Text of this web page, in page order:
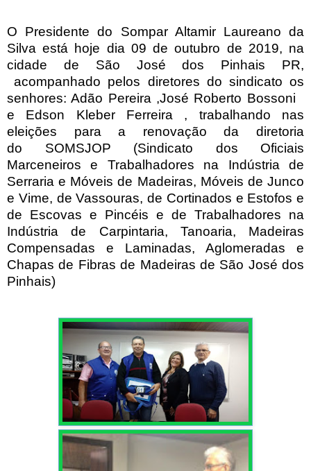
O Presidente do Sompar Altamir Laureano da
Silva está hoje dia 09 de outubro de 2019, na
cidade de São José dos Pinhais PR,
acompanhado pelos diretores do sindicato os
senhores: Adão Pereira ,José Roberto Bossoni
e Edson Kleber Ferreira , trabalhando nas
eleições para a renovação da diretoria
do
SOMSJOP (Sindicato dos Oficiais
Marceneiros e Trabalhadores na Indústria de
Serraria e Móveis de Madeiras, Móveis de Junco
e Vime, de Vassouras, de Cortinados e Estofos e
de Escovas e Pincéis e de Trabalhadores na
Indústria de Carpintaria, Tanoaria, Madeiras
Compensadas e Laminadas, Aglomeradas e
Chapas de Fibras de Madeiras de São José dos
Pinhais)